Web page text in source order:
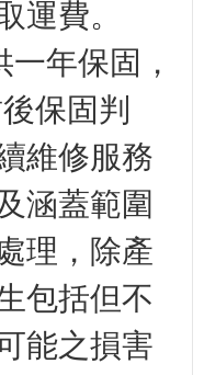
費。
年保固，
保固判
維修服務
涵蓋範圍
理，除產
包括但不
能之損害